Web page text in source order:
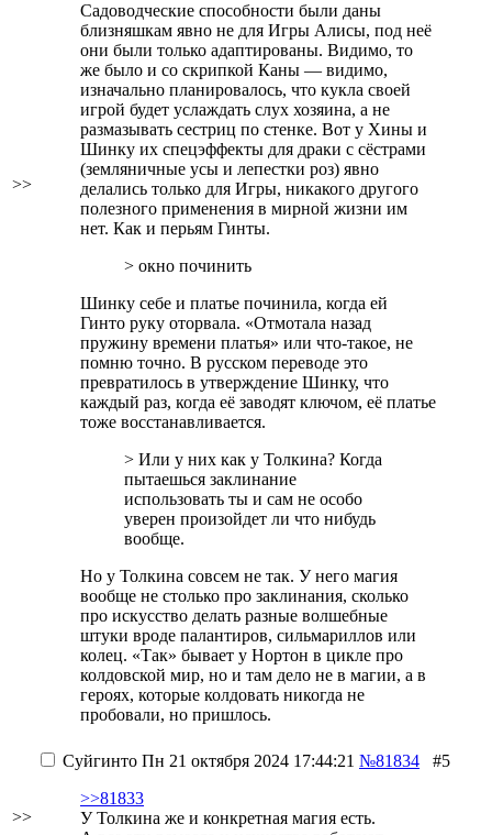
>>
Садоводческие способности были даны
близняшкам явно не для Игры Алисы, под неё
они были только адаптированы. Видимо, то
же было и со скрипкой Каны — видимо,
изначально планировалось, что кукла своей
игрой будет услаждать слух хозяина, а не
размазывать сестриц по стенке. Вот у Хины и
Шинку их спецэффекты для драки с сёстрами
(земляничные усы и лепестки роз) явно
делались только для Игры, никакого другого
полезного применения в мирной жизни им
нет. Как и перьям Гинты.
> окно починить
Шинку себе и платье починила, когда ей
Гинто руку оторвала. «Отмотала назад
пружину времени платья» или что-такое, не
помню точно. В русском переводе это
превратилось в утверждение Шинку, что
каждый раз, когда её заводят ключом, её платье
тоже восстанавливается.
> Или у них как у Толкина? Когда
пытаешься заклинание
использовать ты и сам не особо
уверен произойдет ли что нибудь
вообще.
Но у Толкина совсем не так. У него магия
вообще не столько про заклинания, сколько
про искусство делать разные волшебные
штуки вроде палантиров, сильмариллов или
колец. «Так» бывает у Нортон в цикле про
колдовской мир, но и там дело не в магии, а в
героях, которые колдовать никогда не
пробовали, но пришлось.
>>
Суйгинто Пн 21 октября 2024 17:44:21 №81834
#5
>>81833
У Толкина же и конкретная магия есть.